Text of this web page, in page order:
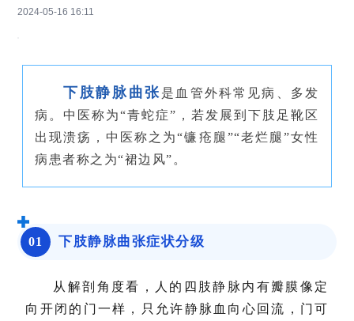
2024-05-16 16:11
下肢静脉曲张是 血管外科常见病、多发
病。中医称为“青蛇症”，若发展到下肢足靴区
出现溃疡，中医称之为“镰疮腿”“老烂腿”女性
病患者称之为“裙边风”。
01 下肢静脉曲张症状分级
从解剖角度看，人的四肢静脉内有瓣膜像定
向开闭的门一样，只允许静脉血向心回流，门可